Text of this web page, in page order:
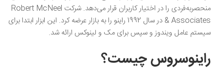
منحصربه‌فردی را در اختیار کاربران قرار می‌دهد. شرکت Robert McNeel
& Associates در سال 1992 راینو را به بازار عرضه کرد. این ابزار ابتدا برای
سیستم عامل ویندوز و سپس برای مک و لینوکس ارائه شد.
راینوسروس چیست؟